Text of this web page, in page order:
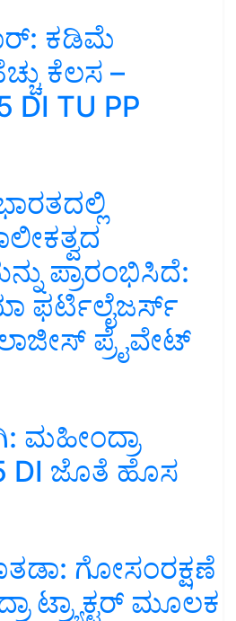
ಕಡಿಮೆ
ಕೆಲಸ –
DI TU PP
ಪ್ರಾರಂಭಿಸಿದೆ:
ಫರ್ಟಿಲೈಜರ್ಸ್
ಪ್ರೈವೇಟ್
ಮಹೀಂದ್ರಾ
DI ಜೊತೆ ಹೊಸ
ಗೋಸಂರಕ್ಷಣೆ
ಟ್ರ್ಯಾಕ್ಟರ್ ಮೂಲಕ